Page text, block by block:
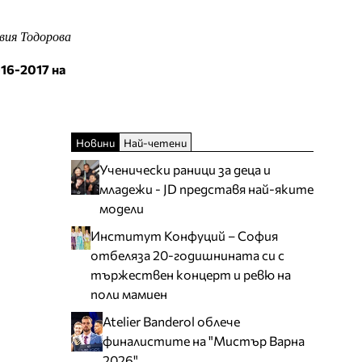
Тодорова
2017 на
Новини Най-четени
Ученически раници за деца и
младежи - JD представя най-яките
модели
Институт Конфуций – София
отбеляза 20-годишнината си с
тържествен концерт и ревю на
поли мамиен
Atelier Banderol облече
финалистите на "Мистър Варна